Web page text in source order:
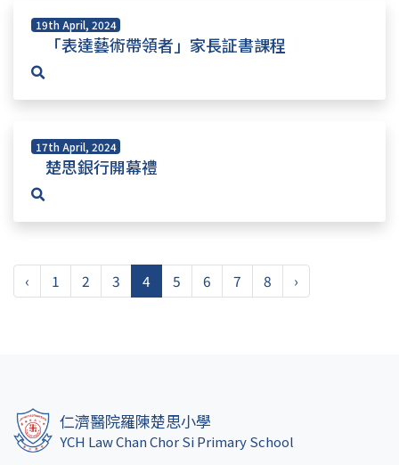
19th April, 2024
「表達藝術帶領者」家長証書課程
17th April, 2024
楚思銀行開幕禮
‹ 1 2 3 4 5 6 7 8 ›
仁濟醫院羅陳楚思小學
YCH Law Chan Chor Si Primary School